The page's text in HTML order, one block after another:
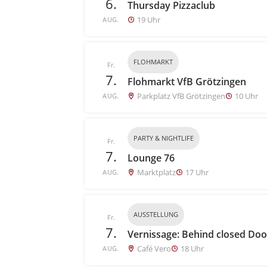
AUG.
Thursday Pizzaclub
19 Uhr
Fr.
7.
AUG.
FLOHMARKT
Flohmarkt VfB Grötzingen
Parkplatz VfB Grötzingen 10 Uhr
Fr.
7.
AUG.
PARTY & NIGHTLIFE
Lounge 76
Marktplatz 17 Uhr
Fr.
7.
AUG.
AUSSTELLUNG
Vernissage: Behind closed
Café Vero 18 Uhr